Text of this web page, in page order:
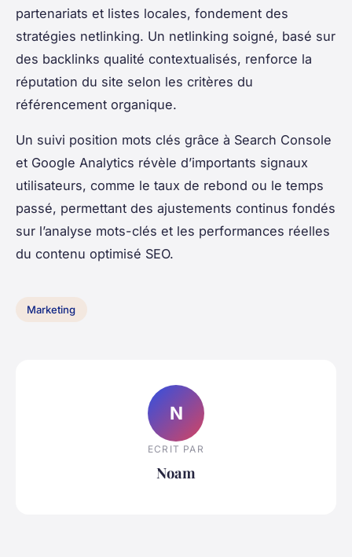
partenariats et listes locales, fondement des
stratégies netlinking. Un netlinking soigné, basé sur
des backlinks qualité contextualisés, renforce la
réputation du site selon les critères du
référencement organique.
Un suivi position mots clés grâce à Search Console
et Google Analytics révèle d’importants signaux
utilisateurs, comme le taux de rebond ou le temps
passé, permettant des ajustements continus fondés
sur l’analyse mots-clés et les performances réelles
du contenu optimisé SEO.
Marketing
N
ECRIT PAR
Noam